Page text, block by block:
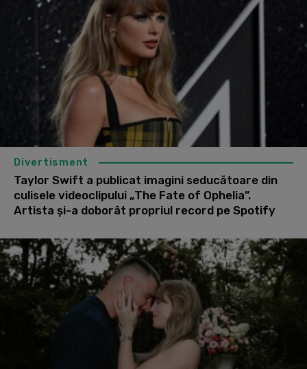
Divertisment
Taylor Swift a publicat imagini seducătoare din
culisele videoclipului „The Fate of Ophelia”.
Artista şi-a doborât propriul record pe Spotify